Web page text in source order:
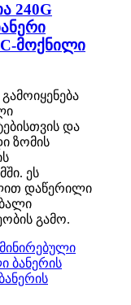
240G
მოქნილი
და
ზომის
ეს
დაწერილი
გამო.